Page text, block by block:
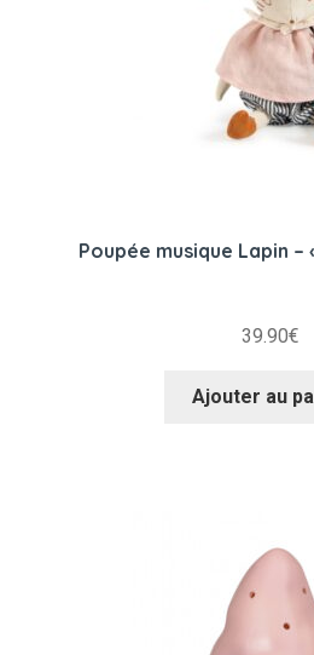
Poupée musique Lapin –
39.90€
Ajouter au